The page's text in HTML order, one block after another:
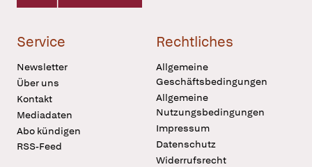
Service
Newsletter
Über uns
Kontakt
Mediadaten
Abo kündigen
RSS-Feed
Rechtliches
Allgemeine
Geschäftsbedingungen
Allgemeine
Nutzungsbedingungen
Impressum
Datenschutz
Widerrufsrecht